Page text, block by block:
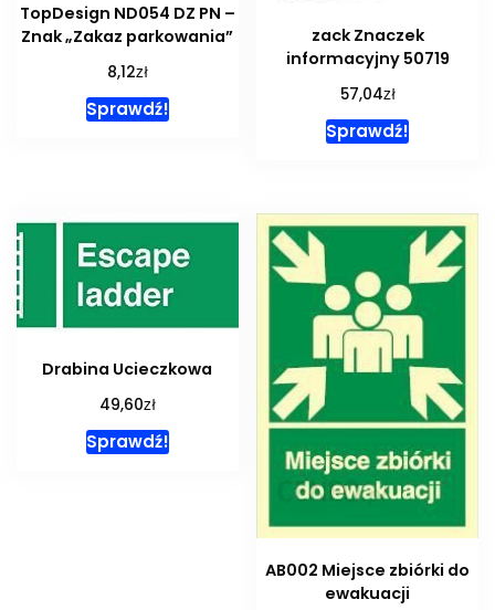
TopDesign ND054 DZ PN –
Znak „Zakaz parkowania”
8,12zł
Sprawdź!
zack Znaczek
informacyjny 50719
57,04zł
Sprawdź!
Drabina Ucieczkowa
49,60zł
Sprawdź!
AB002 Miejsce zbiórki do
ewakuacji